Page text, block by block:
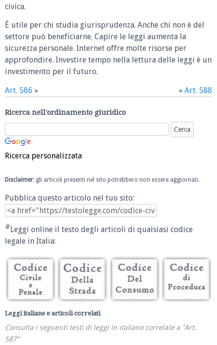
civica.
È utile per chi studia giurisprudenza. Anche chi non è del
settore può beneficiarne. Capire le leggi aumenta la
sicurezza personale. Internet offre molte risorse per
approfondire. Investire tempo nella lettura delle leggi è un
investimento per il futuro.
Art. 586 » « Art. 588
Ricerca nell'ordinamento giuridico
Ricerca personalizzata
Disclaimer: gli articoli presenti nel sito potrebbero non essere aggiornati.
Pubblica questo articolo nel tuo sito:
Leggi online il testo degli articoli di qualsiasi codice
legale in Italia:
Leggi italiane e articoli correlati
Consulta i seguenti testi di leggi in italiano correlate a "Art.
587"